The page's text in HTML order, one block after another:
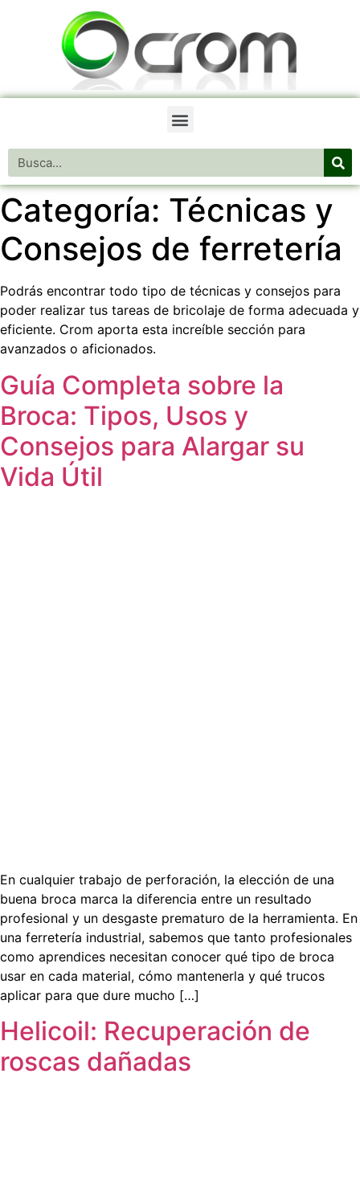
Categoría: Técnicas y
Consejos de ferretería
Podrás encontrar todo tipo de técnicas y consejos para
poder realizar tus tareas de bricolaje de forma adecuada y
eficiente. Crom aporta esta increíble sección para
avanzados o aficionados.
Guía Completa sobre la
Broca: Tipos, Usos y
Consejos para Alargar su
Vida Útil
En cualquier trabajo de perforación, la elección de una
buena broca marca la diferencia entre un resultado
profesional y un desgaste prematuro de la herramienta. En
una ferretería industrial, sabemos que tanto profesionales
como aprendices necesitan conocer qué tipo de broca
usar en cada material, cómo mantenerla y qué trucos
aplicar para que dure mucho […]
Helicoil: Recuperación de
roscas dañadas